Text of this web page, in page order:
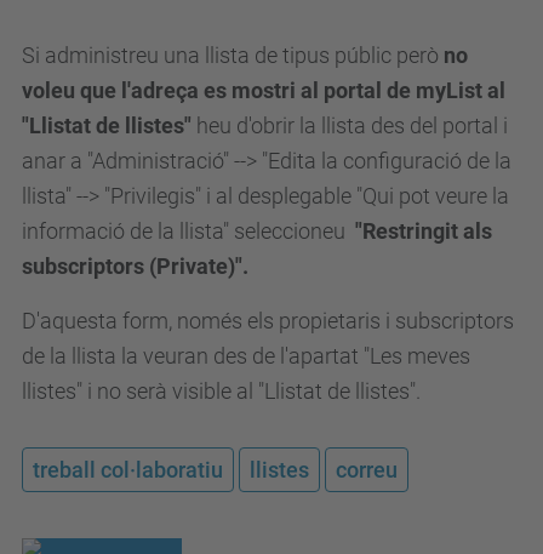
Si administreu una llista de tipus públic però no
voleu que l'adreça es mostri al portal de myList al
"Llistat de llistes" heu d'obrir la llista des del portal i
anar a "Administració" --> "Edita la configuració de la
llista" --> "Privilegis" i al desplegable "Qui pot veure la
informació de la llista" seleccioneu "Restringit als
subscriptors (Private)".
D'aquesta form, només els propietaris i subscriptors
de la llista la veuran des de l'apartat "Les meves
llistes" i no serà visible al "Llistat de llistes".
treball col·laboratiu llistes correu